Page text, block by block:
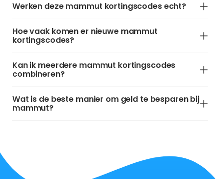
Werken deze mammut kortingscodes echt?
Hoe vaak komen er nieuwe mammut
kortingscodes?
Kan ik meerdere mammut kortingscodes
combineren?
Wat is de beste manier om geld te besparen bij
mammut?